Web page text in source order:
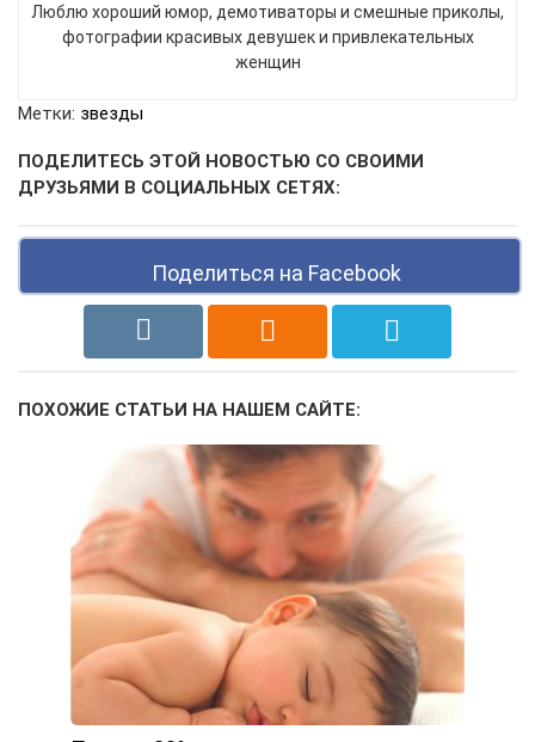
Люблю хороший юмор, демотиваторы и смешные приколы,
фотографии красивых девушек и привлекательных
женщин
Метки: звезды
ПОДЕЛИТЕСЬ ЭТОЙ НОВОСТЬЮ СО СВОИМИ
ДРУЗЬЯМИ В СОЦИАЛЬНЫХ СЕТЯХ:
Поделиться на Facebook
ПОХОЖИЕ СТАТЬИ НА НАШЕМ САЙТЕ: